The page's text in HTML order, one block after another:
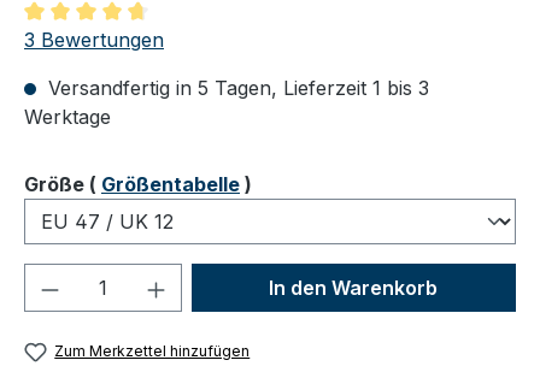
Durchschnittliche Bewertung von 4.67 von 5 Sternen
3 Bewertungen
Versandfertig in 5 Tagen, Lieferzeit 1 bis 3
Werktage
Größeauswählen
( Größentabelle )
Produkt Anzahl: Gib denIn den Warenkorb
Zum Merkzettel hinzufügen